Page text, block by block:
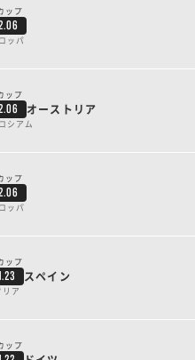
ップ
ッパ
ップ
オーストリア
シアム
ップ
ッパ
ップ
スペイン
リア
ップ